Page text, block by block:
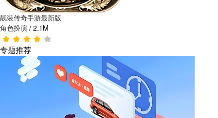
靓装传奇手游最新版
角色扮演 / 2.1M
专题推荐